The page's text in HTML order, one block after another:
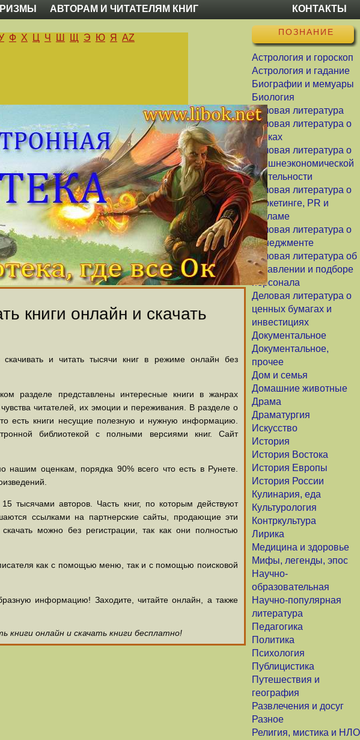
АВТОРАМ И ЧИТАТЕЛЯМ КНИГ КОНТАКТЫ
ПОЗНАНИЕ
Астрология и гороскоп
Астрология и гадание
Биографии и мемуары
Биология
Деловая литература
Деловая литература о
банках
Деловая литература о
внешнеэкономической
деятельности
Деловая литература о
маркетинге, PR и
рекламе
Деловая литература о
менеджменте
Деловая литература об
управлении и подборе
персонала
Деловая литература о
ценных бумагах и
инвестициях
Документальное
Документальное,
прочее
Дом и семья
Домашние животные
Драма
Драматургия
Искусство
История
История Востока
История Европы
История России
Кулинария, еда
Культурология
Контркультура
Лирика
Медицина и здоровье
Мифы, легенды, эпос
Научно-
образовательная
Научно-популярная
литература
Педагогика
Политика
Психология
Публицистика
Путешествия и
география
Развлечения и досуг
Разное
Религия, мистика и НЛО
Ф Х Ц Ч Ш Щ Э Ю Я AZ
книги онлайн и скачать
и читать тысячи книг в режиме онлайн без
разделе представлены интересные книги в жанрах
читателей, их эмоции и переживания. В разделе о
есть книги несущие полезную и нужную информацию.
библиотекой с полными версиями книг. Сайт
нашим оценкам, порядка 90% всего что есть в Рунете.
тысячами авторов. Часть книг, по которым действуют
ссылками на партнерские сайты, продающие эти
можно без регистрации, так как они полностью
как с помощью меню, так и с помощью поисковой
информацию! Заходите, читайте онлайн, а также
онлайн и скачать книги бесплатно!